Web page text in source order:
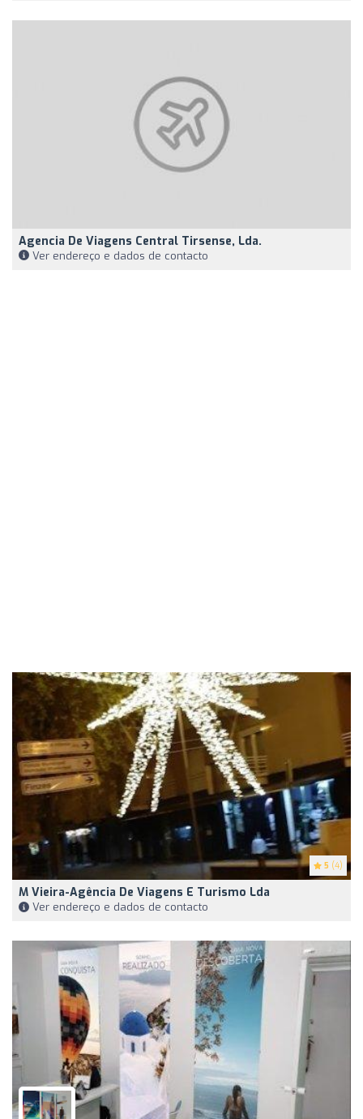
Agencia De Viagens Central Tirsense, Lda.
Ver endereço e dados de contacto
5 (4)
M Vieira-Agência De Viagens E Turismo Lda
Ver endereço e dados de contacto